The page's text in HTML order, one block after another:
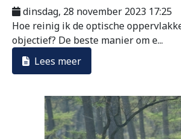
dinsdag, 28 november 2023 17:25
Hoe reinig ik de optische
objectief? De beste manier om e...
Lees meer